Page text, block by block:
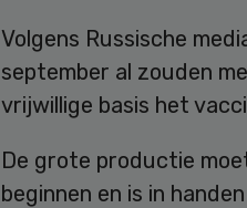
Volgens Russische
september al zouden
vrijwillige basis het
De grote productie
beginnen en is in